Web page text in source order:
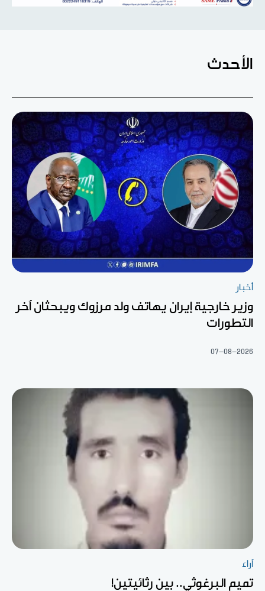
الأحدث
أخبار
وزير خارجية إيران يهاتف ولد مرزوك ويبحثان آخر
التطورات
07-08-2026
آراء
تميم البرغوثي.. بين رثائيتين!